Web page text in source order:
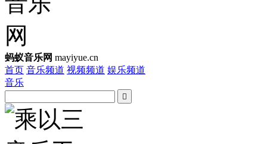
蚂蚁音乐网 mayiyue.cn
首页 音乐频道 视频频道 娱乐频道
音乐
